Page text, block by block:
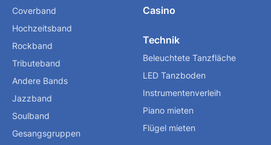
Coverband
Hochzeitsband
Rockband
Tributeband
Andere Bands
Jazzband
Soulband
Gesangsgruppen
Casino
Technik
Beleuchtete Tanzfläche
LED Tanzboden
Instrumentenverleih
Piano mieten
Flügel mieten